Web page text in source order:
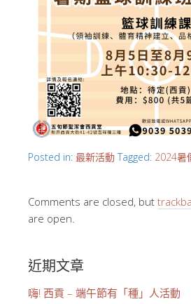
Posted in: 最新活動 Tagged: 2024暑
Comments are closed, but
are open.
近期文章
嗨! 西貢 – 端午節有「種」人活動